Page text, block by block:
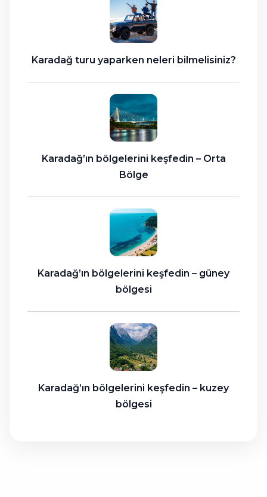
Karadağ turu yaparken neleri bilmelisiniz?
Karadağ’ın bölgelerini keşfedin – Orta
Bölge
Karadağ’ın bölgelerini keşfedin – güney
bölgesi
Karadağ’ın bölgelerini keşfedin – kuzey
bölgesi